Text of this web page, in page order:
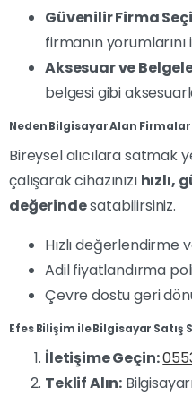
Güvenilir Firma
firmanın yorumlarını
Aksesuar ve
belgesi gibi
Neden Bilgisayar Alan
Bireysel alıcılara satmak
çalışarak cihazınızı hızlı,
değerindesatabilirsiniz.
Hızlı değerlendirme
Adil fiyatlandırma
Çevre dostu geri
Efes Bilişim ile Bilgisayar Satış
İletişime Geçin:
Teklif Alın: